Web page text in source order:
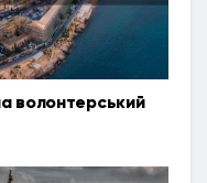
волонтерський